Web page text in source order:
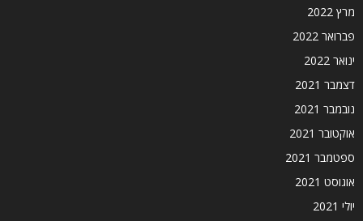
מרץ 2022
פברואר 2022
ינואר 2022
דצמבר 2021
נובמבר 2021
אוקטובר 2021
ספטמבר 2021
אוגוסט 2021
יולי 2021